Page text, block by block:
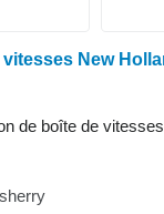
de boîte de vitesses